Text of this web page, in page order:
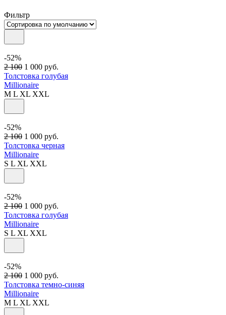
Фильтр
-52%
2 100 1 000 руб.
Толстовка голубая
Millionaire
M L XL XXL
-52%
2 100 1 000 руб.
Толстовка черная
Millionaire
S L XL XXL
-52%
2 100 1 000 руб.
Толстовка голубая
Millionaire
S L XL XXL
-52%
2 100 1 000 руб.
Толстовка темно-синяя
Millionaire
M L XL XXL